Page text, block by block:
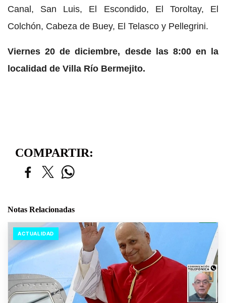
Canal, San Luis, El Escondido, El Toroltay, El
Colchón, Cabeza de Buey, El Telasco y Pellegrini.
Viernes 20 de diciembre, desde las 8:00 en la
localidad de Villa Río Bermejito.
COMPARTIR:
Notas Relacionadas
ACTUALIDAD